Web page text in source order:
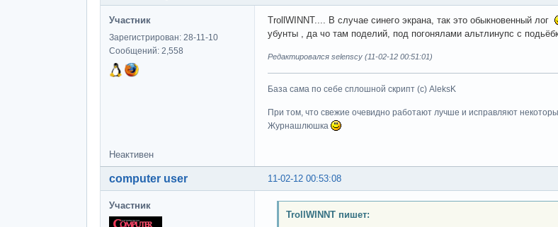
Участник
Зарегистрирован: 28-11-10
Сообщений: 2,558
TrollWINNT.... В случае синего экрана, так это обыкновенный лог
убунты , да чо там поделий, под погонялами альтлинупс с
Редактировался selenscy (11-02-12 00:51:01)
База сама по себе сплошной скрипт (с) AleksK
При том, что свежие очевидно работают лучше и исправляют
Журнашлюшка
Неактивен
11-02-12 00:53:08
computer user
Участник
TrollWINNT пишет: